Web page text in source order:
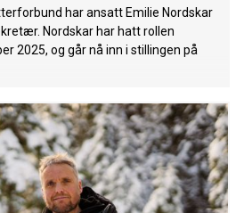
har ansatt Emilie Nordskar
Nordskar har hatt rollen
2025, og går nå inn i stillingen på